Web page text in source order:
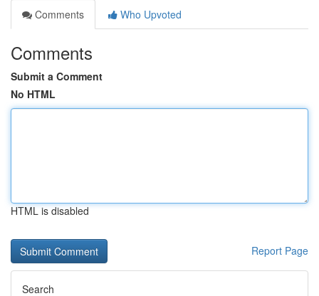
Comments
Who Upvoted
Comments
Submit a Comment
No HTML
HTML is disabled
Report Page
Search